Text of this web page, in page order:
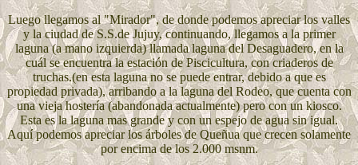
Luego llegamos al "Mirador", de donde podemos apreciar los valles
y la ciudad de S.S.de Jujuy, continuando, llegamos a la primer
laguna (a mano izquierda) llamada laguna del Desaguadero, en la
cuál se encuentra la estación de Piscicultura, con criaderos de
truchas.(en esta laguna no se puede entrar, debido a que es
propiedad privada), arribando a la laguna del Rodeo, que cuenta con
una vieja hostería (abandonada actualmente) pero con un kiosco.
Esta es la laguna mas grande y con un espejo de agua sin igual.
Aquí podemos apreciar los árboles de Queñua que crecen solamente
por encima de los 2.000 msnm.